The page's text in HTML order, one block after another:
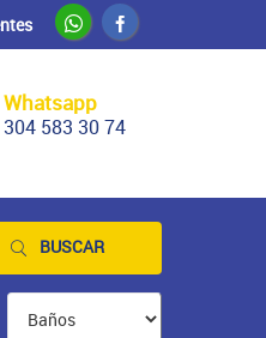
Whatsapp
304 583 30 74
BUSCAR